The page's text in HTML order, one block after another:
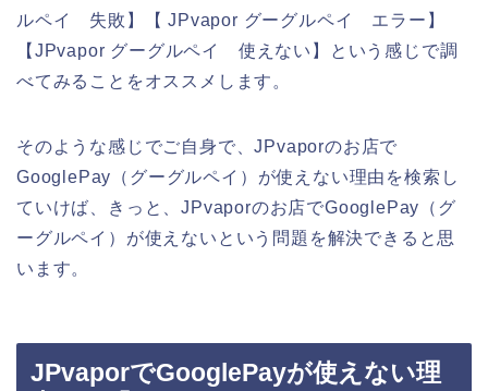
ルペイ 失敗】【 JPvapor グーグルペイ エラー】
【JPvapor グーグルペイ 使えない】という感じで調
べてみることをオススメします。
そのような感じでご自身で、JPvaporのお店で
GooglePay（グーグルペイ）が使えない理由を検索し
ていけば、きっと、JPvaporのお店でGooglePay（グ
ーグルペイ）が使えないという問題を解決できると思
います。
JPvaporでGooglePayが使えない理